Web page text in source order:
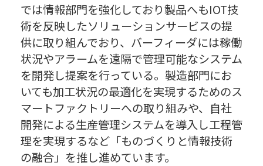
では情報部門を強化しており製品へもIOT技
術を反映したソリューションサービスの提
供に取り組んでおり、バーフィーダには稼働
状況やアラームを遠隔で管理可能なシステム
を開発し提案を行っている。製造部門にお
いても加工状況の最適化を実現するためのス
マートファクトリーへの取り組みや、自社
開発による生産管理システムを導入し工程管
理を実現するなど「ものづくりと情報技術
の融合」を推し進めています。